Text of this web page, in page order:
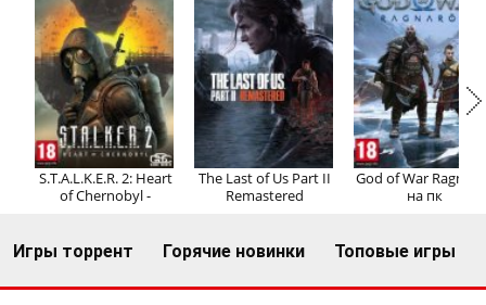
Регистрация Вход
S.T.A.L.K.E.R. 2: Heart
of Chernobyl -
The Last of Us Part II
Remastered
God of War
на пк
Игры торрент Горячие новинки Топовые игры